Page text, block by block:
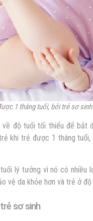
1 tháng tuổi, bởi trẻ sơ
độ tuổi tối thiểu để bắt
khi trẻ được 1 tháng
lý tưởng vì nó có nhiều
vệ da khỏe hơn và trẻ ở
sơ sinh